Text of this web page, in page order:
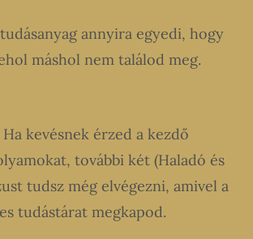
annyira egyedi, hogy
máshol nem találod meg.
Ha kevésnek érzed a kezdő
további két (Haladó és
tudsz még elvégezni, amivel a
tudástárat megkapod.